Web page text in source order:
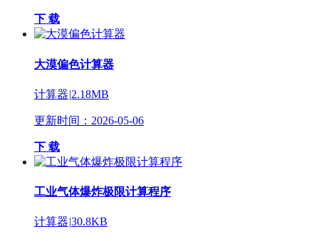
下 载
大漠偏色计算器
计算器|2.18MB
更新时间：2026-05-06
下 载
工业气体爆炸极限计算程序
计算器|30.8KB